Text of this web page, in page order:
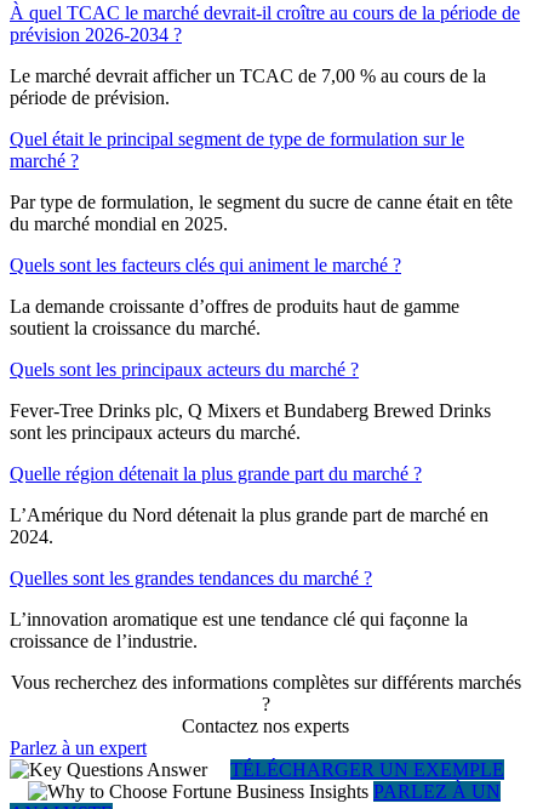
À quel TCAC le marché devrait-il croître au cours de la période de
prévision 2026-2034 ?
Le marché devrait afficher un TCAC de 7,00 % au cours de la
période de prévision.
Quel était le principal segment de type de formulation sur le
marché ?
Par type de formulation, le segment du sucre de canne était en tête
du marché mondial en 2025.
Quels sont les facteurs clés qui animent le marché ?
La demande croissante d’offres de produits haut de gamme
soutient la croissance du marché.
Quels sont les principaux acteurs du marché ?
Fever-Tree Drinks plc, Q Mixers et Bundaberg Brewed Drinks
sont les principaux acteurs du marché.
Quelle région détenait la plus grande part du marché ?
L’Amérique du Nord détenait la plus grande part de marché en
2024.
Quelles sont les grandes tendances du marché ?
L’innovation aromatique est une tendance clé qui façonne la
croissance de l’industrie.
Vous recherchez des informations complètes sur différents marchés
?
Contactez nos experts
Parlez à un expert
TÉLÉCHARGER UN EXEMPLE
PARLEZ À UN